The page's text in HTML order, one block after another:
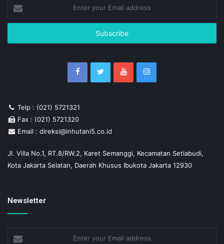
your
Email
Telp : (021) 5721321
Fax : (021) 5721320
Email : direksi@inhutani5.co.id
Jl. Villa No.1, RT.8/RW.2, Karet Semanggi, Kecamatan Setiabudi,
Kota Jakarta Selatan, Daerah Khusus Ibukota Jakarta 12930
Newsletter